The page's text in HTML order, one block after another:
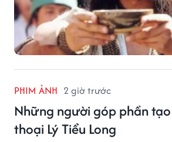
PHIM ẢNH 2 giờ trước
Những người góp phần
thoại Lý Tiểu Long